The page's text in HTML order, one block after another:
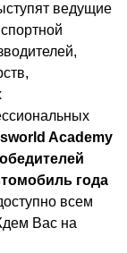
ведущие
Academy
года
всем
Вас на